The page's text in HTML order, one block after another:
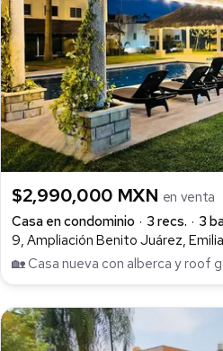
$2,990,000 MXN en venta
Casa en condominio
3 recs. 3
9, Ampliación Benito Juárez,
🏡 Casa nueva con alberca y roof